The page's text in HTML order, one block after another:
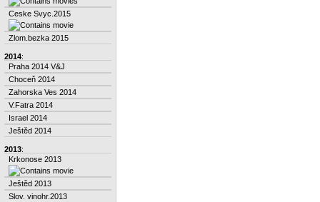
Ceske Svyc.2015
Zlom.bezka 2015
2014:
Praha 2014 V&J
Choceň 2014
Zahorska Ves 2014
V.Fatra 2014
Israel 2014
Ještěd 2014
2013:
Krkonose 2013
Ještěd 2013
Slov. vinohr.2013